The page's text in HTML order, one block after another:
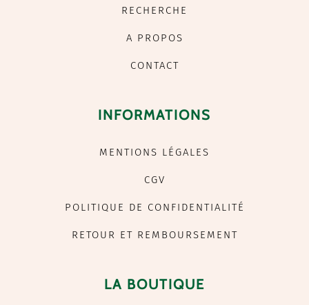
RECHERCHE
A PROPOS
CONTACT
INFORMATIONS
MENTIONS LÉGALES
CGV
POLITIQUE DE CONFIDENTIALITÉ
RETOUR ET REMBOURSEMENT
LA BOUTIQUE